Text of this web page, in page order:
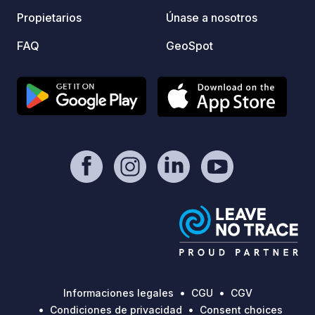
Un lugar ideal para relajarse,
la belleza natural de la costa albanesa.
Propietarios
FAQ
Únase a nosotros
GeoSpot
Informaciones legales CGU
CGV
Condiciones de privacidad
Consent choices